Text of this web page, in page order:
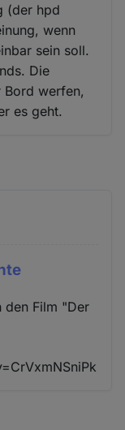
(der hpd
wenn
sein soll.
Die
Bord werfen,
es geht.
den Film "Der